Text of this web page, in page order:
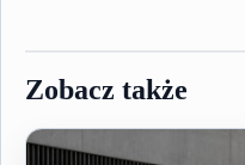
Zobacz także